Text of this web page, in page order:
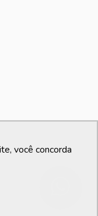
você concorda